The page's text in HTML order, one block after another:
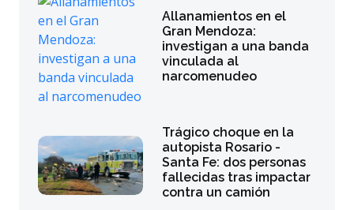
Allanamientos en el
Gran Mendoza:
investigan a una banda
vinculada al
narcomenudeo
Trágico choque en la
autopista Rosario -
Santa Fe: dos personas
fallecidas tras impactar
contra un camión